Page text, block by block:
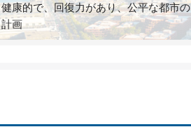
健康的で、回復力があり、公平な都市の
計画